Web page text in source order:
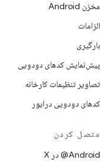
مخزن Android
الزامات
بارگیری
پیش‌نمایش کدهای دودویی
تصاویر تنظیمات کارخانه
کدهای دودویی درایور
متصل کردن
‫‎@Android در X